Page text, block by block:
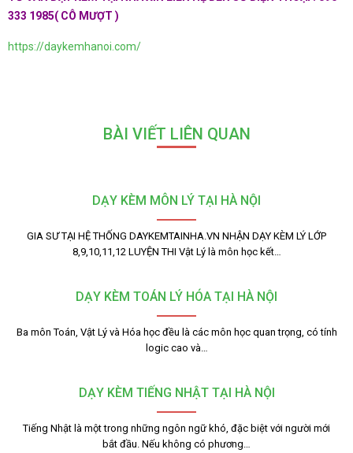
333 1985( CÔ MƯỢT )
https://daykemhanoi.com/
BÀI VIẾT LIÊN QUAN
DẠY KÈM MÔN LÝ TẠI HÀ NỘI
GIA SƯ TẠI HỆ THỐNG DAYKEMTAINHA.VN NHẬN DẠY KÈM LÝ LỚP
8,9,10,11,12 LUYỆN THI Vật Lý là môn học kết…
DẠY KÈM TOÁN LÝ HÓA TẠI HÀ NỘI
Ba môn Toán, Vật Lý và Hóa học đều là các môn học quan trọng, có tính
logic cao và…
DẠY KÈM TIẾNG NHẬT TẠI HÀ NỘI
Tiếng Nhật là một trong những ngôn ngữ khó, đặc biệt với người mới
bắt đầu. Nếu không có phương…